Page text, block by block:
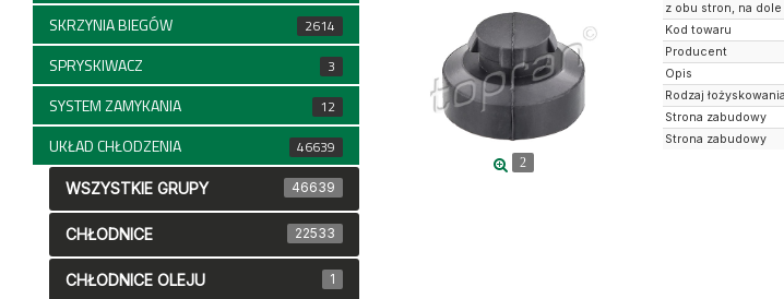
2
z obu stron, na dole
Kod towaru
Producent
Opis
Rodzaj łożyskowania
Strona zabudowy
Strona zabudowy
SKRZYNIA BIEGÓW 2614
SPRYSKIWACZ 3
SYSTEM ZAMYKANIA 12
UKŁAD CHŁODZENIA 46639
WSZYSTKIE GRUPY 46639
CHŁODNICE 22533
CHŁODNICE OLEJU 1